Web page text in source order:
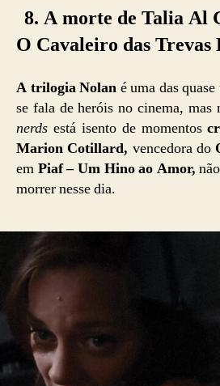
8. A morte de Talia Al
O Cavaleiro das Trevas
A trilogia Nolan é uma das
se fala de heróis no cinema, mas
nerds está isento de momentos
Marion Cotillard, vencedora do
em Piaf – Um Hino ao Amor,
morrer nesse dia.